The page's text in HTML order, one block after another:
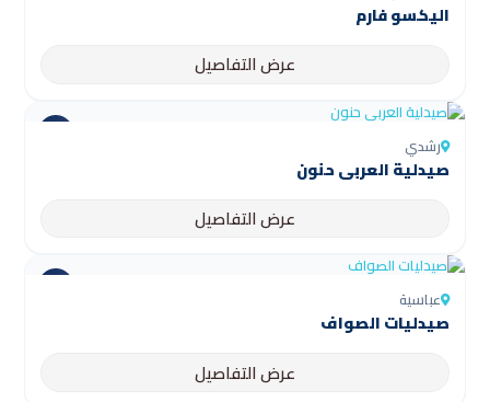
اليكسو فارم
عرض التفاصيل
رشدي
صيدلية العربى حنون
عرض التفاصيل
عباسية
صيدليات الصواف
عرض التفاصيل